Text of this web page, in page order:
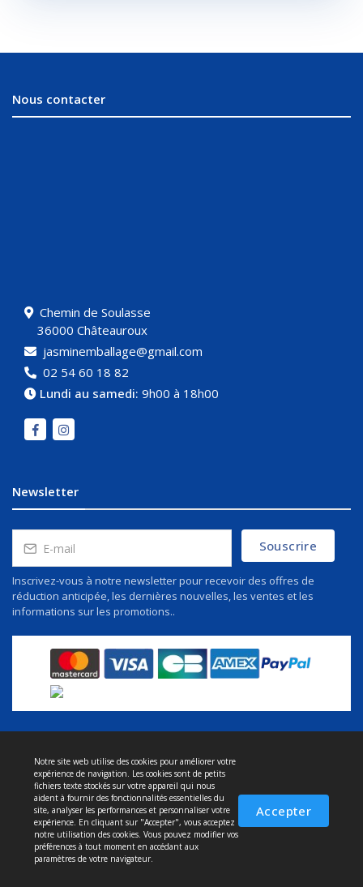
Nous contacter
Chemin de Soulasse
36000 Châteauroux
jasminemballage@gmail.com
02 54 60 18 82
Lundi au samedi: 9h00 à 18h00
Newsletter
Souscrire
Inscrivez-vous à notre newsletter pour recevoir des offres de
réduction anticipée, les dernières nouvelles, les ventes et les
informations sur les promotions..
À propos de nous
Politique de confidentialité
Conditions et service
Politique de retour
Livraison
Notre site web utilise des cookies pour améliorer votre
expérience de navigation. Les cookies sont de petits
fichiers texte stockés sur votre appareil qui nous
aident à fournir des fonctionnalités essentielles du
site, analyser les performances et personnaliser votre
expérience. En cliquant sur "Accepter", vous acceptez
notre utilisation des cookies. Vous pouvez modifier vos
préférences à tout moment en accédant aux
paramètres de votre navigateur.
Accepter